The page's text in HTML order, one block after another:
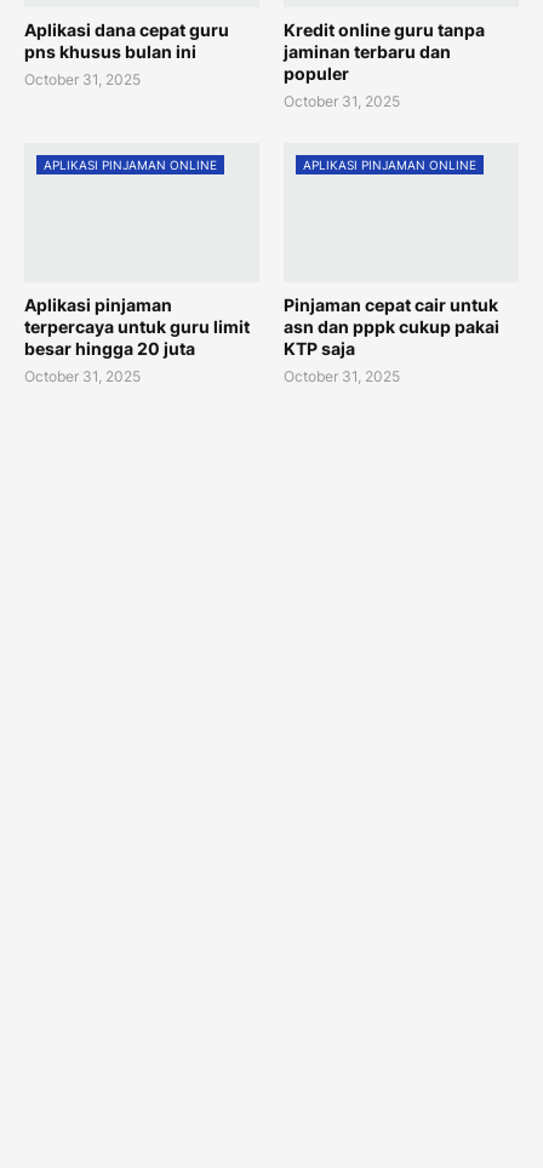
Aplikasi dana cepat guru
pns khusus bulan ini
October 31, 2025
Kredit online guru tanpa
jaminan terbaru dan
populer
October 31, 2025
APLIKASI PINJAMAN ONLINE
Aplikasi pinjaman
terpercaya untuk guru limit
besar hingga 20 juta
October 31, 2025
APLIKASI PINJAMAN ONLINE
Pinjaman cepat cair untuk
asn dan pppk cukup pakai
KTP saja
October 31, 2025